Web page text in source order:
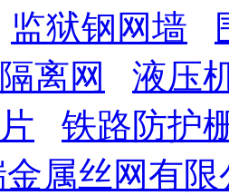
监狱钢网墙
离网
液压
铁路防护
属丝网有限